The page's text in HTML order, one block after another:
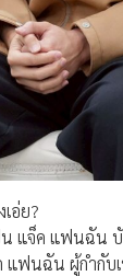
อ่ย?
แจ็ค แฟนฉัน
แฟนฉัน ผู้กำกับ